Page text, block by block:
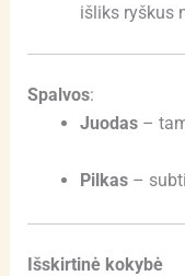
išliks ryškus
Spalvos:
Juodas–
Pilkas–
Išskirtinė kokybė